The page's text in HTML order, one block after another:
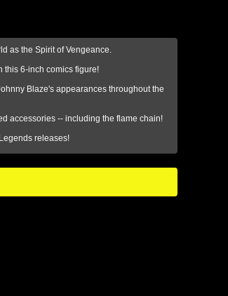
as the Spirit of Vengeance.
this 6-inch comics figure!
Blaze's appearances throughout the
accessories -- including the flame chain!
releases!